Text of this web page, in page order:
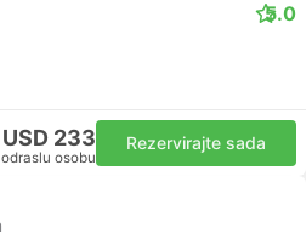
5.0
USD 233
osobu
Rezervirajte sada